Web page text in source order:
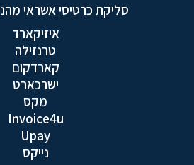
סליקת כרטיסי אשראי
איזיקארד
טרנזילה
קארדקום
ישרכארט
מקס
Invoice4u
Upay
נייקס